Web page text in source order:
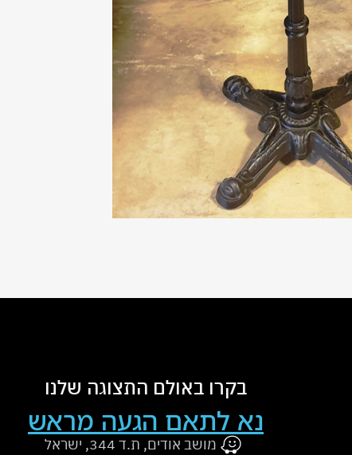
בקרו באולם התצוגה שלנו
נא לתאם הגעה מראש
מושב אודים, ת.ד 344, ישראל